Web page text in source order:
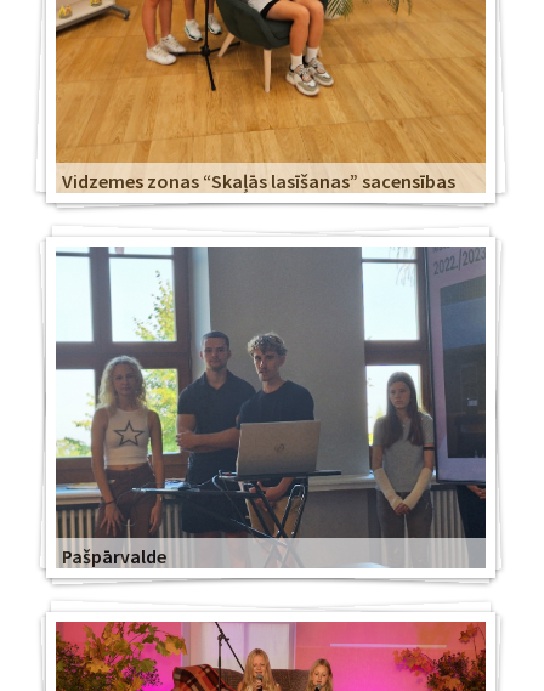
Vidzemes zonas “Skaļās lasīšanas” sacensības
Pašpārvalde